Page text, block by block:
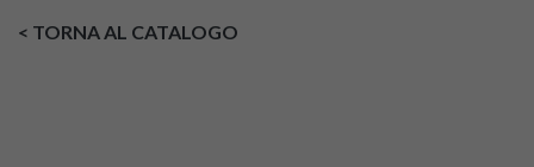
< TORNA AL CATALOGO